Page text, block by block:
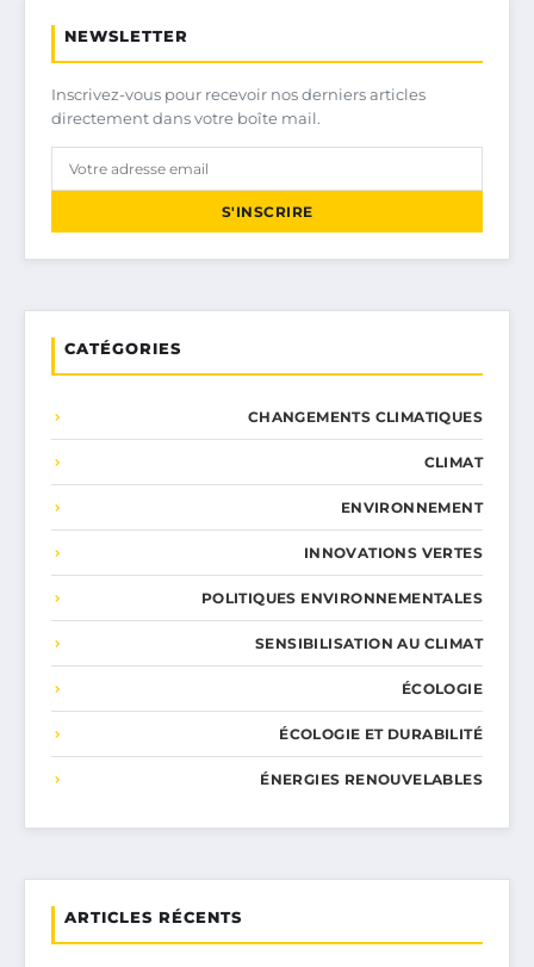
NEWSLETTER
Inscrivez-vous pour recevoir nos derniers articles
directement dans votre boîte mail.
S'INSCRIRE
CATÉGORIES
CHANGEMENTS CLIMATIQUES
CLIMAT
ENVIRONNEMENT
INNOVATIONS VERTES
POLITIQUES ENVIRONNEMENTALES
SENSIBILISATION AU CLIMAT
ÉCOLOGIE
ÉCOLOGIE ET DURABILITÉ
ÉNERGIES RENOUVELABLES
ARTICLES RÉCENTS